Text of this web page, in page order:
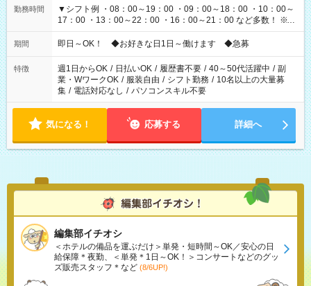
勤務時間
▼シフト例 ・08：00～19：00 ・09：00～18：00 ・10：00～
17：00 ・13：00～22：00 ・16：00～21：00 など多数！ ※お
仕事により勤務時間が異なります
期間 即日～OK！ ◆お好きな日1日～働けます ◆急募
特徴 週1日からOK / 日払いOK / 履歴書不要 / 40～50代活躍中 / 副
業・WワークOK / 服装自由 / シフト勤務 / 10名以上の大量募
集 / 電話対応なし / パソコンスキル不要
気になる！ 応募する 詳細へ
編集部イチオシ
＜ホテルの備品を運ぶだけ＞単発・短時間～OK／安心の日
給保障＊夜勤、＜単発＊1日～OK！＞コンサートなどのグッ
ズ販売スタッフ＊など (8/6UP!)